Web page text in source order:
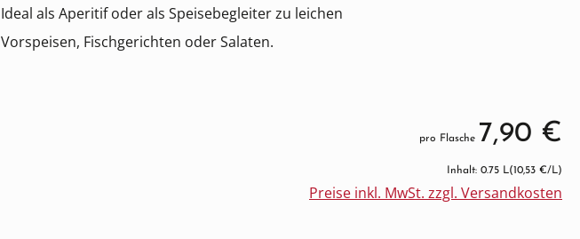
Ideal als Aperitif oder als Speisebegleiter zu leichen
Vorspeisen, Fischgerichten oder Salaten.
pro Flasche 7,90 €
Inhalt: 0.75 L(10,53 €/L)
Preise inkl. MwSt. zzgl. Versandkosten